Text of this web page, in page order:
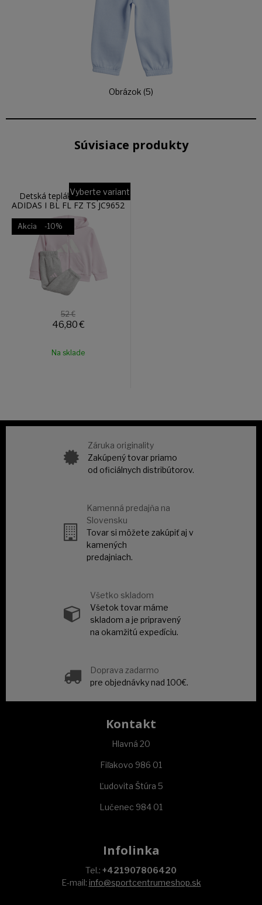
Obrázok (5)
Súvisiace produkty
Detská tepláková súprava
ADIDAS I BL FL FZ TS JC9652
Akcia -10%
52 €
46,80€
Vyberte variant
Na sklade
Záruka originality
Zakúpený tovar priamo
od oficiálnych distribútorov.
Kamenná predajňa na
Slovensku
Tovar si môžete zakúpiť aj v
kamených
predajniach.
Všetko skladom
Všetok tovar máme
skladom a je pripravený
na okamžitú expedíciu.
Doprava zadarmo
pre objednávky nad 100€.
Kontakt
Hlavná 20
Fiľakovo 986 01
Ľudovita Štúra 5
Lučenec 984 01
Infolinka
Tel.: +421907806420
E-mail: info@sportcentrumeshop.sk